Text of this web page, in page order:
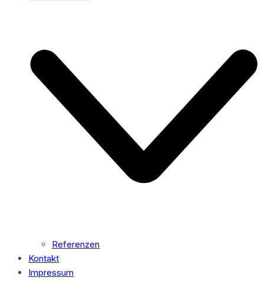
Referenzen
Kontakt
Impressum